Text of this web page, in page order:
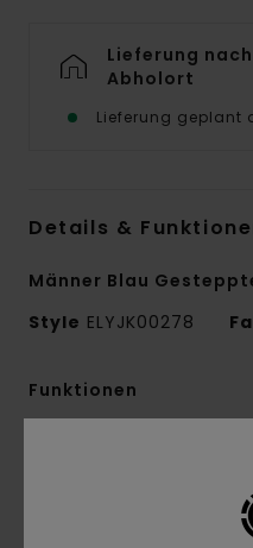
Lieferung
Abholort
Lieferung geplant
Details &
Männer Blau
Style ELYJK00278
Funktionen
Conscious by
recyceltes